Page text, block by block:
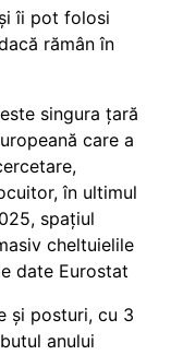
îi pot folosi
rămân în
singura țară
care a
în ultimul
spațiul
cheltuielile
date Eurostat
și posturi, cu 3
anului